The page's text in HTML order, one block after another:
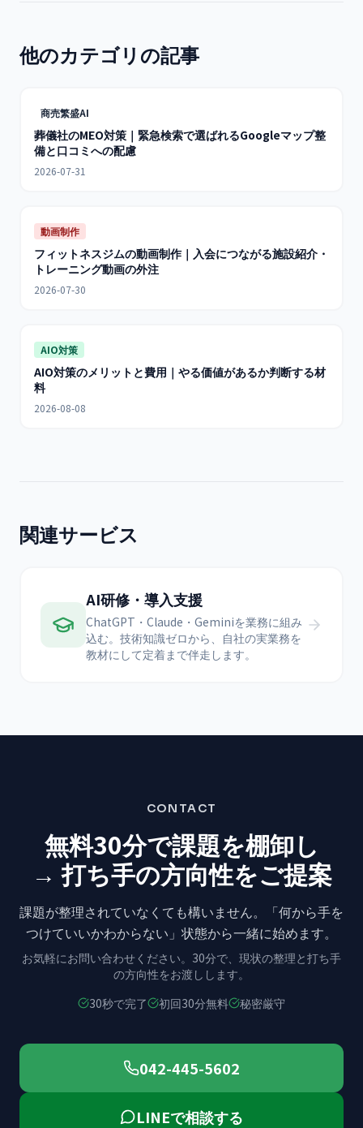
他のカテゴリの記事
商売繁盛AI
葬儀社のMEO対策｜緊急検索で選ばれるGoogleマップ整
備と口コミへの配慮
2026-07-31
動画制作
フィットネスジムの動画制作｜入会につながる施設紹介・
トレーニング動画の外注
2026-07-30
AIO対策
AIO対策のメリットと費用｜やる価値があるか判断する材
料
2026-08-08
関連サービス
AI研修・導入支援
ChatGPT・Claude・Geminiを業務に組み
込む。技術知識ゼロから、自社の実業務を
教材にして定着まで伴走します。
CONTACT
無料30分で課題を棚卸し
→ 打ち手の方向性をご提案
課題が整理されていなくても構いません。
「何から手を
つけていいかわからない」状態から一緒に始めます。
お気軽にお問い合わせください。 30分で、現状の整理と打ち手
の方向性をお渡しします。
30秒で完了
初回30分無料 秘密厳守
042-445-5602
LINEで相談する